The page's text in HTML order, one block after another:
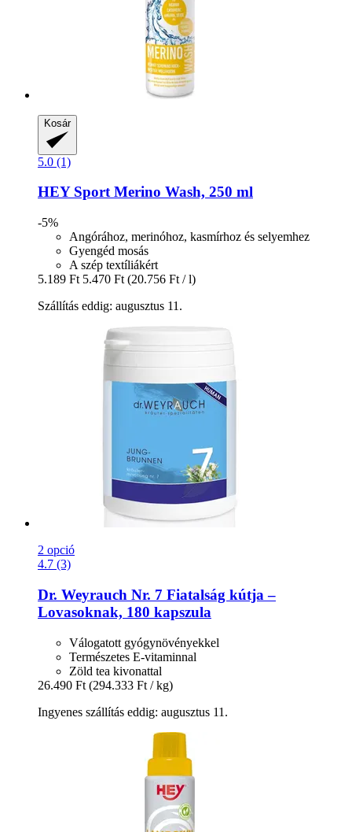
Kosár
5.0 (1)
HEY SportMerino Wash, 250 ml
-5%
Angórához, merinóhoz, kasmírhoz és selyemhez
Gyengéd mosás
A szép textíliákért
5.189 Ft 5.470 Ft (20.756 Ft / l)
Szállítás eddig: augusztus 11.
2 opció
4.7 (3)
Dr. Weyrauch Nr. 7 Fiatalság kútja –
Lovasoknak, 180 kapszula
Válogatott gyógynövényekkel
Természetes E-vitaminnal
Zöld tea kivonattal
26.490 Ft (294.333 Ft / kg)
Ingyenes szállítás eddig: augusztus 11.